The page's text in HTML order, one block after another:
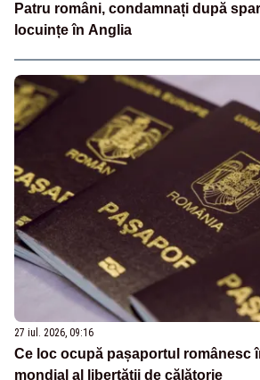
Patru români, condamnați după
locuințe în Anglia
27 iul. 2026, 09:16
Ce loc ocupă pașaportul românesc
mondial al libertății de călătorie